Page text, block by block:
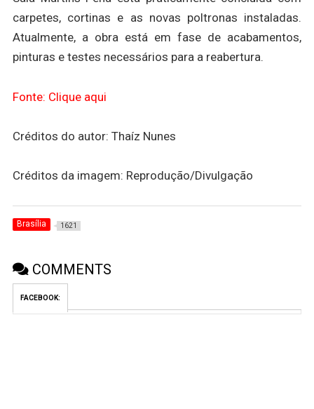
carpetes, cortinas e as novas poltronas instaladas.
Atualmente, a obra está em fase de acabamentos,
pinturas e testes necessários para a reabertura.
Fonte: Clique aqui
Créditos do autor: Thaíz Nunes
Créditos da imagem: Reprodução/Divulgação
Brasília 1621
COMMENTS
FACEBOOK: